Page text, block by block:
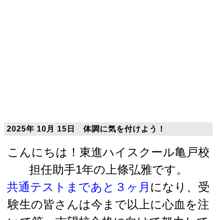
2025年 10月 15日 体調に気を付けよう！
こんにちは！東進ハイスクール亀戸校
担任助手1年の上條弘雅です。
共通テストまであと３ヶ月 になり、受
験生の皆さんは今まで以上に心血を注